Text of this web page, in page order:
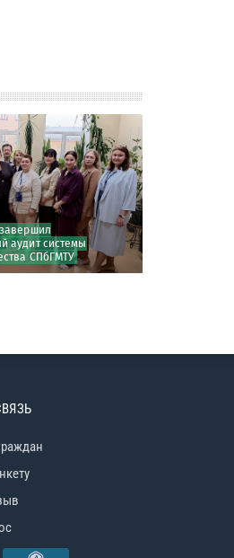
29.05.2026
РС осветил практические аспекты
освидетельствования и